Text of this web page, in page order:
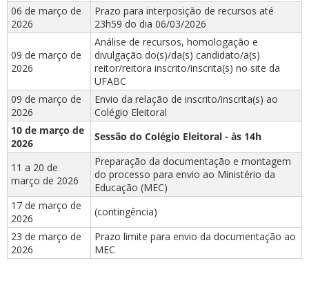
06 de março de
2026
Prazo para interposição de recursos até
23h59 do dia 06/03/2026
09 de março de
2026
Análise de recursos, homologação e
divulgação do(s)/da(s) candidato/a(s)
reitor/reitora inscrito/inscrita(s) no site da
UFABC
09 de março de
2026
Envio da relação de inscrito/inscrita(s) ao
Colégio Eleitoral
10 de março de
2026
Sessão do Colégio Eleitoral - às 14h
11 a 20 de
março de 2026
Preparação da documentação e montagem
do processo para envio ao Ministério da
Educação (MEC)
17 de março de
2026
(contingência)
23 de março de
2026
Prazo limite para envio da documentação ao
MEC